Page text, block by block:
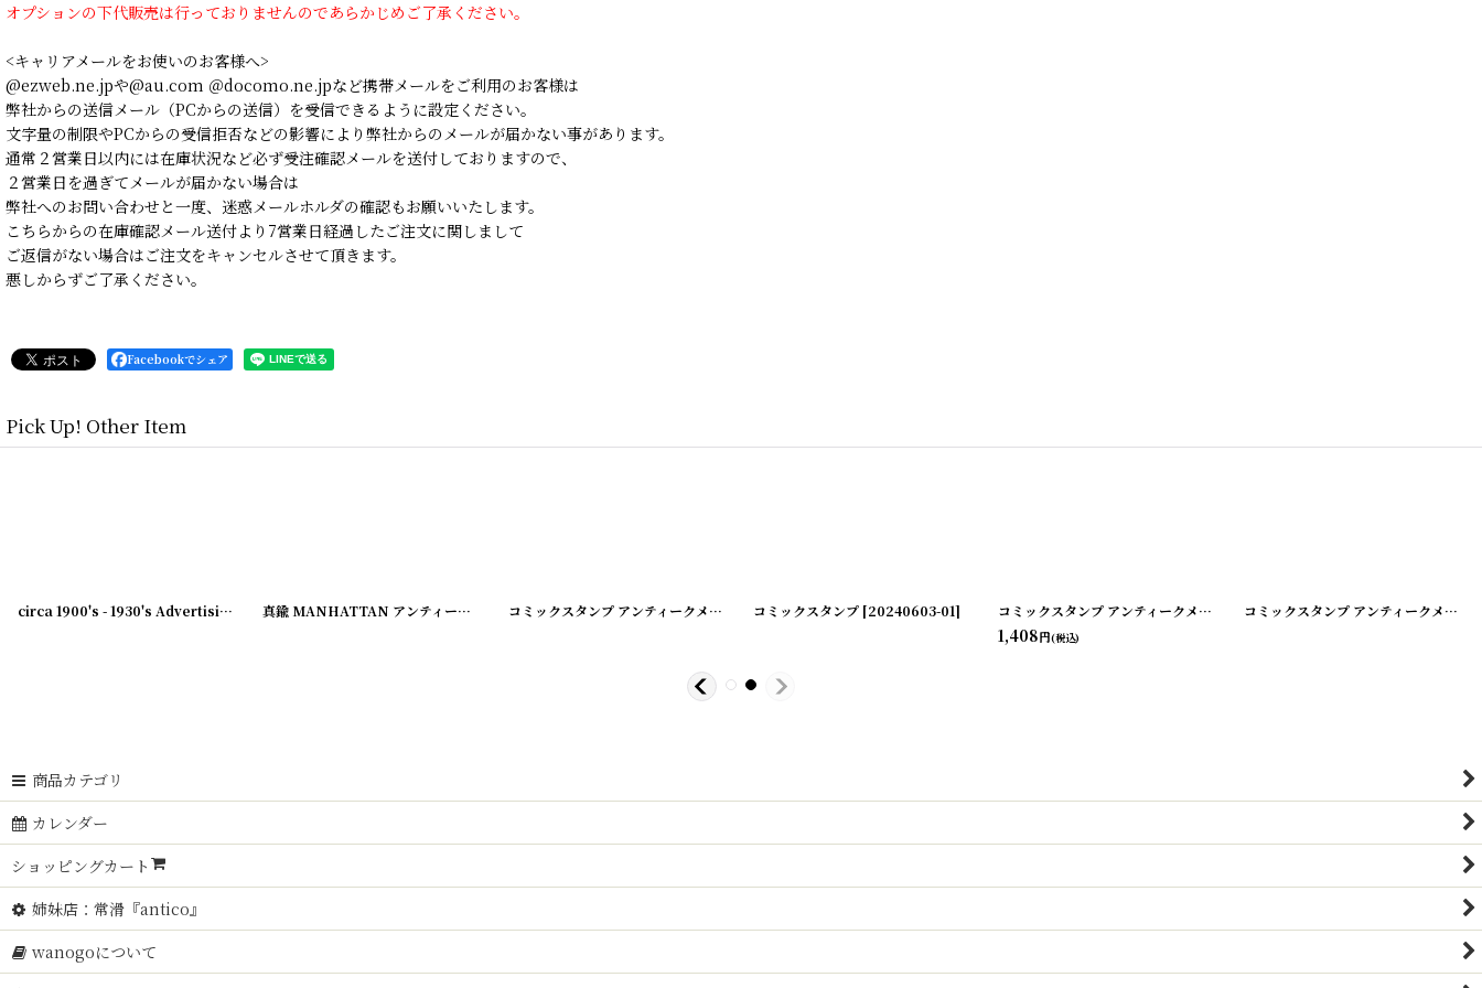
オプションの下代販売は行っておりませんのであらかじめご了承ください。
<キャリアメールをお使いのお客様へ>
@ezweb.ne.jpや@au.com ＠docomo.ne.jpなど携帯メールをご利用のお客様は
弊社からの送信メール（PCからの送信）を受信できるように設定ください。
文字量の制限やPCからの受信拒否などの影響により弊社からのメールが届かない事があります。
通常２営業日以内には在庫状況など必ず受注確認メールを送付しておりますので、
２営業日を過ぎてメールが届かない場合は
弊社へのお問い合わせと一度、迷惑メールホルダの確認もお願いいたします。
こちらからの在庫確認メール送付より7営業日経過したご注文に関しまして
ご返信がない場合はご注文をキャンセルさせて頂きます。
悪しからずご了承ください。
Facebookでシェア
Pick Up! Other Item
[231007-21] [231003-23]
circa 1900's - 1930's Advertising Clip BELNAP... [231003-12] 真鍮 MANHATTAN アンティーククリップ [220714-6] コミックスタンプ アンティークメタルスタンプ [20240603-02]
コミックスタンプ [20240603-01] コミックスタンプ アンティークメタルスタンプ [20240603-03]
1,408円(税込)
コミックスタンプ アンティークメタルスタンプ
商品カテゴリ
カレンダー
ショッピングカート
姉妹店：常滑『antico』
wanogoについて